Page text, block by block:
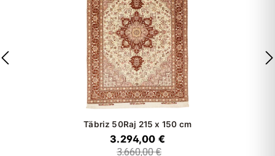
Täbriz 50Raj 215 x 150 cm
3.294,00 €
3.660,00 €